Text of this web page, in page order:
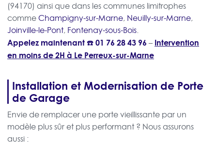
(94170) ainsi que dans les communes limitrophes
comme Champigny-sur-Marne, Neuilly-sur-Marne,
Joinville-le-Pont, Fontenay-sous-Bois.
Appelez maintenant ☎️01 76 28 43 96 – Intervention
en moins de 2H à Le Perreux-sur-Marne
Installation et Modernisation de Porte
de Garage
Envie de remplacer une porte vieillissante par un
modèle plus sûr et plus performant ? Nous assurons
aussi :